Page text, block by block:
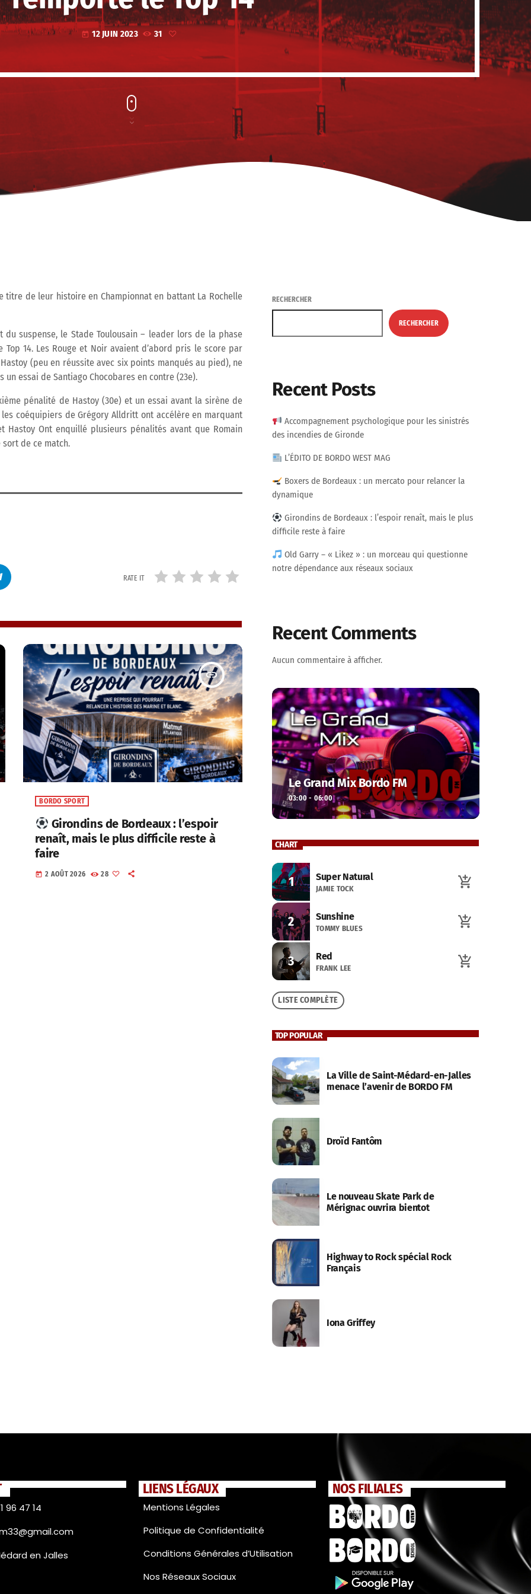
today 12 JUIN 2023 31
titre de leur histoire en Championnat en battant La Rochelle
du suspense, le Stade Toulousain – leader lors de la phase
14. Les Rouge et Noir avaient d’abord pris le score par
(peu en réussite avec six points manqués au pied), ne
essai de Santiago Chocobares en contre (23e).
pénalité de Hastoy (30e) et un essai avant la sirène de
les coéquipiers de Grégory Alldritt ont accélère en marquant
Hastoy Ont enquillé plusieurs pénalités avant que Romain
sort de ce match.
RATE IT
insert_link
BORDO SPORT
Girondins de Bordeaux : l’espoir
renaît, mais le plus difficile reste à
faire
today 2 AOÛT 2026 28
RECHERCHER
RECHERCHER
Recent Posts
Accompagnement psychologique pour les sinistrés
des incendies de Gironde
L’ÉDITO DE BORDO WEST MAG
Boxers de Bordeaux : un mercato pour relancer la
dynamique
Girondins de Bordeaux : l’espoir renaît, mais le plus
difficile reste à faire
Old Garry – « Likez » : un morceau qui questionne
notre dépendance aux réseaux sociaux
Recent Comments
Aucun commentaire à afficher.
Le Grand Mix Bordo FM
03:00 - 06:00
CHART
1 Super Natural
JAMIE TOCK add_shopping_cart
2 Sunshine
TOMMY BLUES add_shopping_cart
3 Red
FRANK LEE add_shopping_cart
LISTE COMPLÈTE
TOP POPULAR
La Ville de Saint-Médard-en-Jalles
menace l’avenir de BORDO FM
Droïd Fantôm
Le nouveau Skate Park de
Mérignac ouvrira bientot
Highway to Rock spécial Rock
Français
Iona Griffey
96 47 14
en Jalles
LIENS LÉGAUX
Mentions Légales
Politique de Confidentialité
Conditions Générales d’Utilisation
Nos Réseaux Sociaux
NOS FILIALES